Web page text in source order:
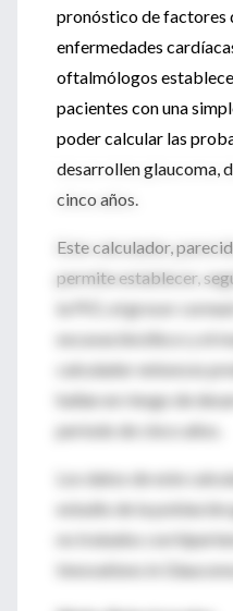
pronóstico de factores
enfermedades
oftalmólogos
pacientes con una
poder calcular las
desarrollen glaucoma,
cinco años.
Este calculador,
permite establecer,
la PIO, el grosor
excavación/disco y el
calculador entonces
hallan en riesgo de
período de cinco años.
Los datos de este
estudio de la
no tratados con
Innovations in